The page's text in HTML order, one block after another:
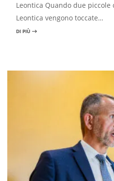
Leontica Quando due piccole
Leontica vengono toccate…
DI PIÙ